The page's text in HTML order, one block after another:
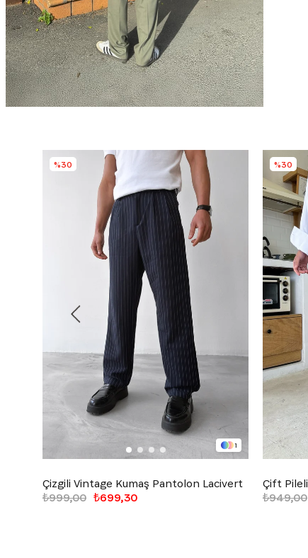
1
Çizgili Vintage Kumaş Pantolon Lacivert
₺699,30
₺999,00
%30
Çift
₺949,00
%30